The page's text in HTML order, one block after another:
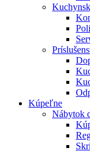
Kúpeľne
Nábytok